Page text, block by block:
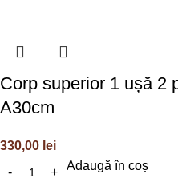
Corp superior 1 ușă 2
A30cm
330,00 lei
Adaugă în coș